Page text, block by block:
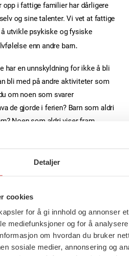
Detaljer
cookies
for å gi innhold og annonser
mediefunksjoner og for å
om hvordan du bruker
sosiale medier, annonsering og
opp i fattige familier har dårligere
og sine talenter. Vi vet at fattige
utvikle psykiske og fysiske
enn andre barn.
har en unnskyldning for ikke å bli
bli med på andre aktiviteter som
om noen som svarer
de gjorde i ferien? Barn som aldri
Noen som aldri viser fram
jul? Du som alltid kan velge å
nei
vil oppfordre alle med mulighet til
med de som ikke har. Vær raus
barn kan få gode opplevelser i